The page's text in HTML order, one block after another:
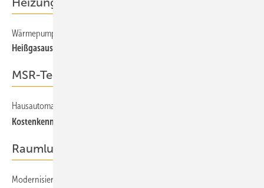
Wärmepumpen-Effizienz
Heißgasauskopplung zur Trinkwassererwärmung
MSR-Technik
Hausautomation
Kostenkennwerte für ein Smart Home
Raumlufttechnik
Modernisierung von RLT-Anlagen